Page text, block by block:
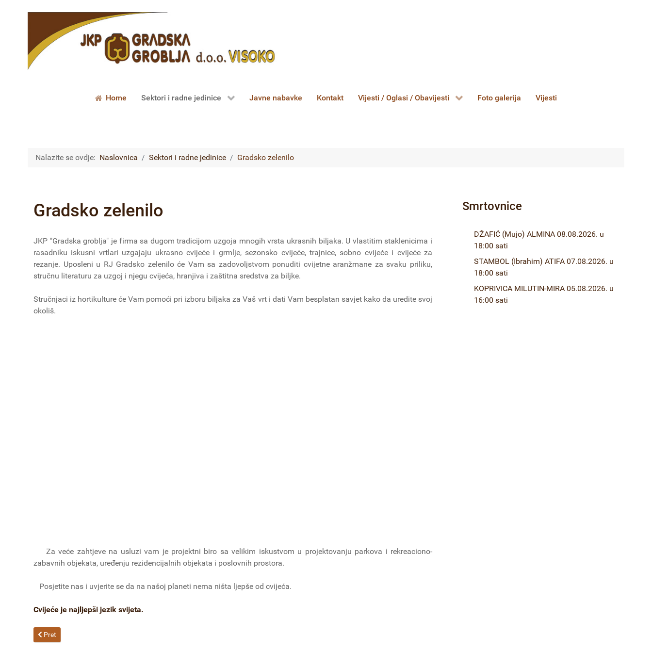
Home Sektori i radne jedinice Javne nabavke Kontakt Vijesti / Oglasi / Obavijesti Foto galerija Vijesti
Nalazite se ovdje: Naslovnica Sektori i radne jedinice Gradsko zelenilo
Gradsko zelenilo
JKP "Gradska groblja" je firma sa dugom tradicijom uzgoja mnogih vrsta ukrasnih biljaka. U vlastitim staklenicima i
rasadniku iskusni vrtlari uzgajaju ukrasno cvijeće i grmlje, sezonsko cvijeće, trajnice, sobno cvijeće i cvijeće za
rezanje. Uposleni u RJ Gradsko zelenilo će Vam sa zadovoljstvom ponuditi cvijetne aranžmane za svaku priliku,
stručnu literaturu za uzgoj i njegu cvijeća, hranjiva i zaštitna sredstva za biljke.
Stručnjaci iz hortikulture će Vam pomoći pri izboru biljaka za Vaš vrt i dati Vam besplatan savjet kako da uredite svoj
okoliš.
Za veće zahtjeve na usluzi vam je projektni biro sa velikim iskustvom u projektovanju parkova i rekreaciono-
zabavnih objekata, uređenju rezidencijalnih objekata i poslovnih prostora.
Posjetite nas i uvjerite se da na našoj planeti nema ništa ljepše od cvijeća.
Cvijeće je najljepši jezik svijeta.
Prethodni članak: Pogrebne usluge
Pret
Smrtovnice
DŽAFIĆ (Mujo) ALMINA 08.08.2026. u
18:00 sati
STAMBOL (Ibrahim) ATIFA 07.08.2026. u
18:00 sati
KOPRIVICA MILUTIN-MIRA 05.08.2026. u
16:00 sati